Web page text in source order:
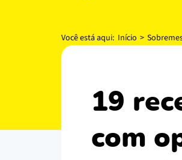
Você está aqui: Início >
19 receitas de pavê de bolacha champagne
com